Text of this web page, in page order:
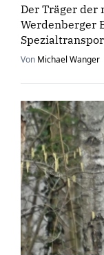
Der Träger der
Werdenberger
Von Michael Wanger